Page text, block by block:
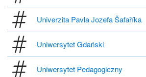
Univerzita Pavla Jozefa Šafaříka
Uniwersytet Gdański
Uniwersytet Pedagogiczny